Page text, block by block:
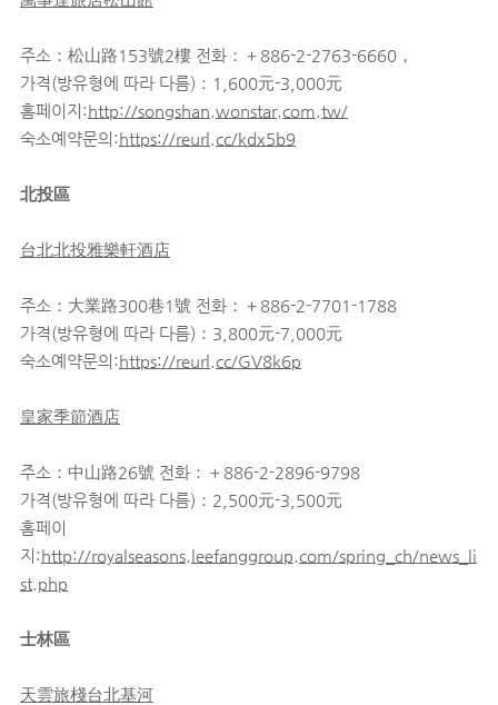
주소：松山路153號2樓 전화：＋886-2-2763-6660，
가격(방유형에 따라 다름)：1,600元-3,000元
홈페이지:http://songshan.wonstar.com.tw/
숙소예약문의:https://reurl.cc/kdx5b9
北投區
台北北投雅樂軒酒店
주소：大業路300巷1號 전화：＋886-2-7701-1788
가격(방유형에 따라 다름)：3,800元-7,000元
숙소예약문의:https://reurl.cc/GV8k6p
皇家季節酒店
주소：中山路26號 전화：＋886-2-2896-9798
가격(방유형에 따라 다름)：2,500元-3,500元
홈페이
지:http://royalseasons.leefanggroup.com/spring_ch/news_li
st.php
士林區
天雲旅棧台北基河